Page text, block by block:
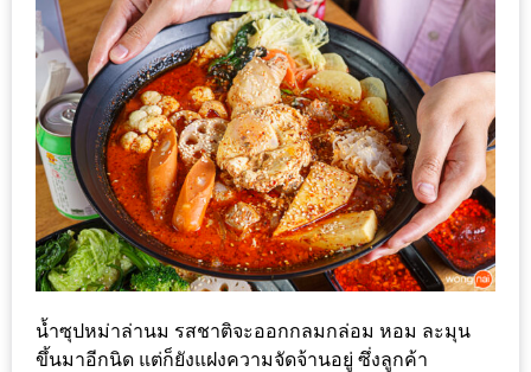
รวม
โปร
โม
ชั่
นวัน
แม่
แห่ง
ชาติ
2557
ร้าน
น้ำซุปหม่าล่านม รสชาติจะออกกลมกล่อม หอม ละมุน
ขึ้นมาอีกนิด แต่ก็ยังแฝงความจัดจ้านอยู่ ซึ่งลูกค้า